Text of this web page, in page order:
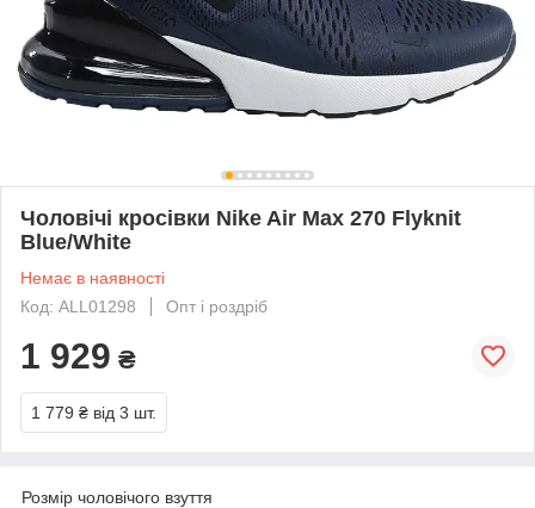
Чоловічі кросівки Nike Air Max 270 Flyknit
Blue/White
Немає в наявності
Код: ALL01298
Опт і роздріб
1 929 ₴
1 779 ₴ від 3 шт.
Розмір чоловічого взуття